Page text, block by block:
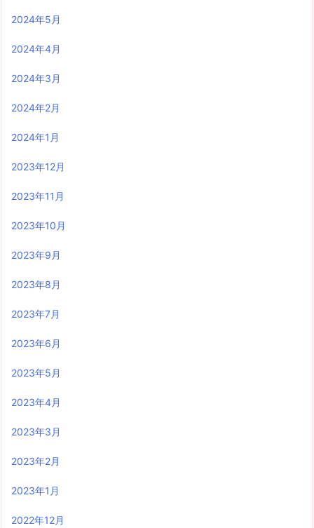
2024年5月
2024年4月
2024年3月
2024年2月
2024年1月
2023年12月
2023年11月
2023年10月
2023年9月
2023年8月
2023年7月
2023年6月
2023年5月
2023年4月
2023年3月
2023年2月
2023年1月
2022年12月